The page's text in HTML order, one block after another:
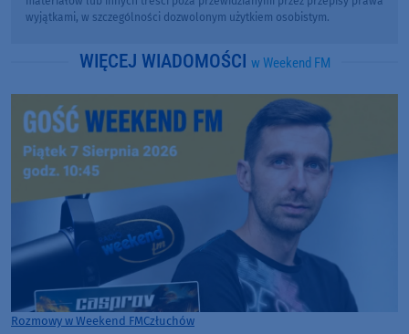
wyjątkami, w szczególności dozwolonym użytkiem osobistym.
WIĘCEJ WIADOMOŚCI w Weekend FM
Rozmowy w Weekend FMCzłuchów